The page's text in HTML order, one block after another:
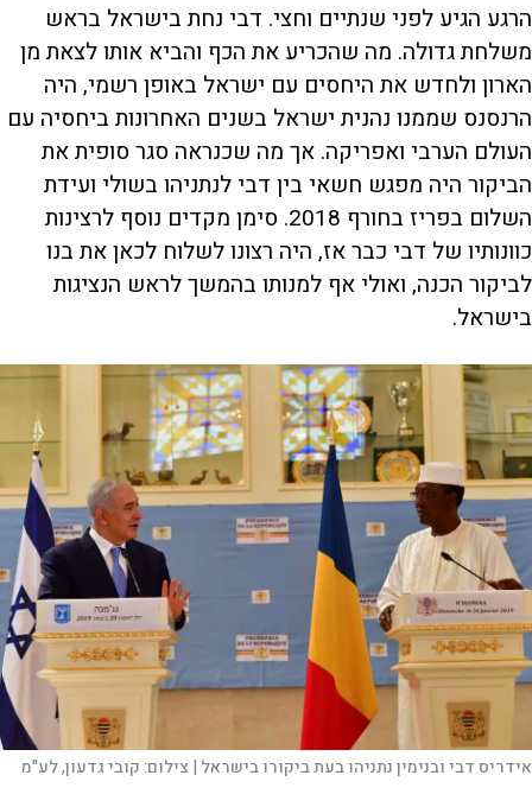
הרגע הגיע לפני שנתיים וחצי. דבי נחת בישראל בראש
משלחת גדולה. מה שהכריע את הכף והביא אותו לצאת מן
הארון ולחדש את היחסים עם ישראל באופן רשמי, היה
הרנסנס שממנו נהנית ישראל בשנים האחרונות ביחסיה עם
העולם הערבי ואפריקה. אך מה שכנראה סגר סופית את
הביקור היה מפגש חשאי בין דבי לנתניהו בשולי ועידת
השלום בפריז בחורף 2018. סימן מקדים נוסף לרצינות
כוונותיו של דבי כבר אז, היה רצונו לשלוח לכאן את בנו
לביקור הכנה, ואולי אף למנותו בהמשך לראש הנציגות
בישראל.
אידריס דבי ובנימין נתניהו בעת ביקורו בישראל | צילום:קובי גדעון, לע"מ